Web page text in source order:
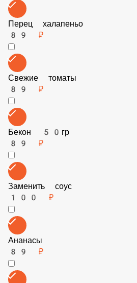
89 ₽
Перец халапеньо
89 ₽
Свежие томаты
89 ₽
Бекон 50гр
89 ₽